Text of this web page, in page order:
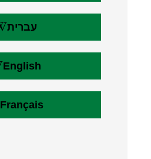
עברית
English
Français